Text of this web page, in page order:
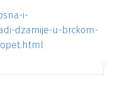
i-
dzamije-u-brckom-
opet.html